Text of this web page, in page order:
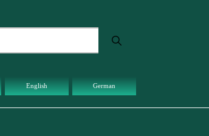
English German